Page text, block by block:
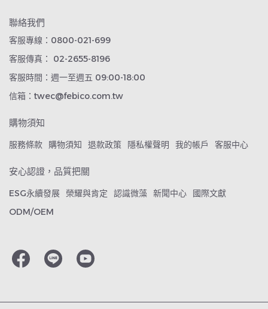
聯絡我們
客服專線：0800-021-699
客服傳真： 02-2655-8196
客服時間：週一至週五 09:00-18:00
信箱：twec@febico.com.tw
購物須知
服務條款 購物須知 退款政策 隱私權聲明 我的帳戶 客服中心
安心認證，品質把關
ESG永續發展 榮耀與肯定 認識微藻 新聞中心
國際文獻
ODM/OEM